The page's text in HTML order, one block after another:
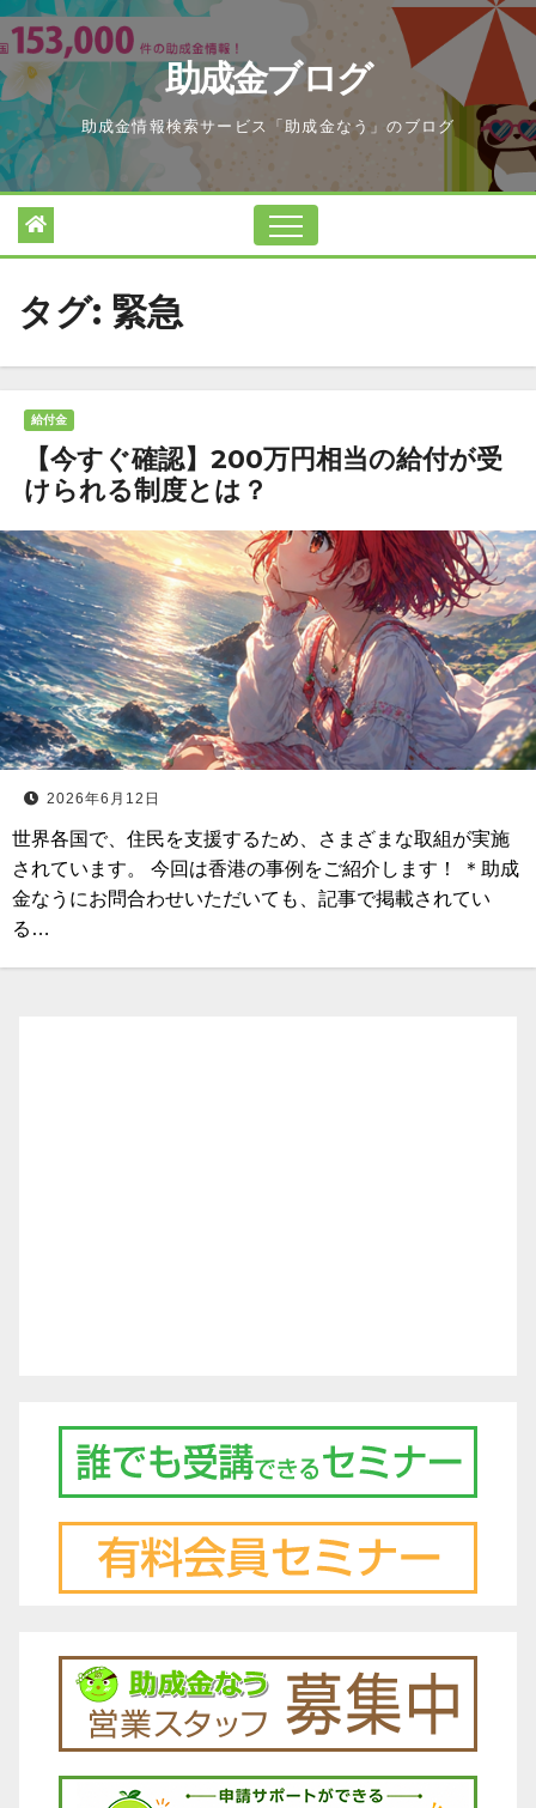
Skip
to
content
助成金ブログ
助成金情報検索サービス「助成金なう」のブログ
タグ: 緊急
給付金
【今すぐ確認】200万円相当の給付が受
けられる制度とは？
2026年6月12日
世界各国で、住民を支援するため、さまざまな取組が実施
されています。 今回は香港の事例をご紹介します！ ＊助成
金なうにお問合わせいただいても、記事で掲載されてい
る…